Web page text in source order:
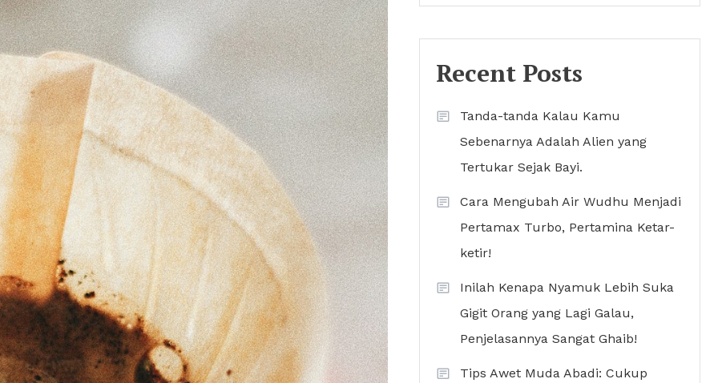
Recent Posts
Tanda-tanda Kalau Kamu
Sebenarnya Adalah Alien yang
Tertukar Sejak Bayi.
Cara Mengubah Air Wudhu Menjadi
Pertamax Turbo, Pertamina Ketar-
ketir!
Inilah Kenapa Nyamuk Lebih Suka
Gigit Orang yang Lagi Galau,
Penjelasannya Sangat Ghaib!
Tips Awet Muda Abadi: Cukup